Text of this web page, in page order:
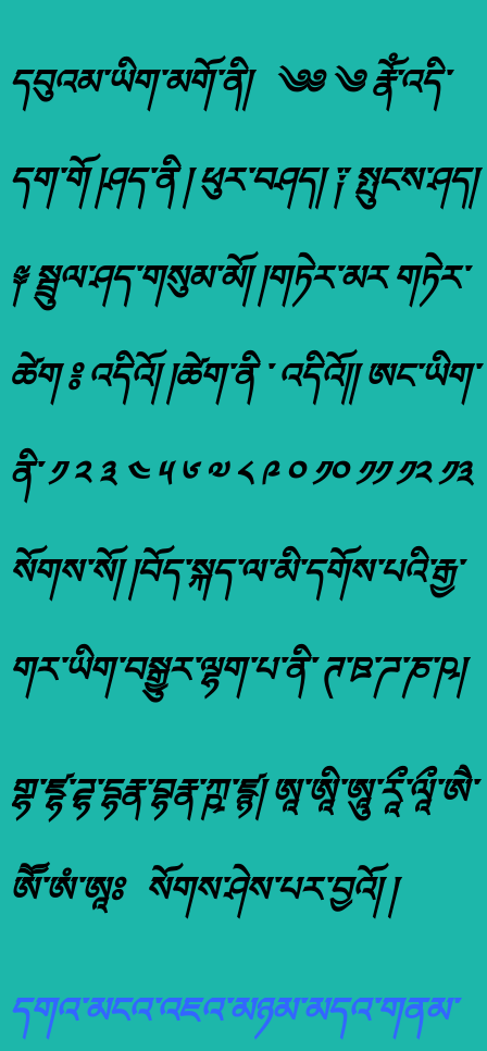
དབུའམ་ཡིག་མགོ་ནི། ༄༅ ༄ རྣོཾ་འདི་
དག་གོ །ཤད་ནི ། ཕུར་བཤད། ༑ སྤུངས་ཤད།
༈ སྦྲུལ་ཤད་གསུམ་མོ། །གཏེར་མར གཏེར་
ཚེག ༔ འདིའོ། །ཚེག་ནི ་ འདིའོ།། ཨང་ཡིག་
ནི་ ༡ ༢ ༣ ༤ ༥ ༦ ༧ ༨ ༩ ༠ ༡༠ ༡༡ ༡༢ ༡༣
སོགས་སོ། །བོད་སྐད་ལ་མི་དགོས་པའི་རྒྱ་
གར་ཡིག་བསྒྱུར་ལྷག་པ་ནི་ ཊ་ཋ་ཌ་ཎ་ཥ།
གྷ་ཛྷ་ཌྷ་དྷརྣ་བྷརྣ་ཀྵ་ཛྙ། ཨཱ་ཨཱི་ཨཱུ་རཱྀ་ལཱྀ་ཨཻ་
ཨཽ་ཨཾ་ཨཱཿ སོགས་ཤེས་པར་བྱའོ། །
དགའ་མངའ་འཇའ་མཉམ་མདའ་གནམ་